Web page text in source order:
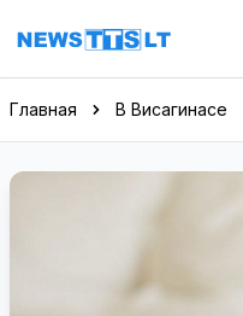
Перейти к содержимому
Главная В Висагинасе